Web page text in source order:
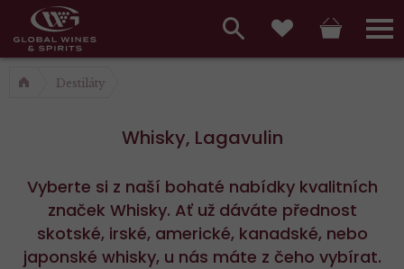
Hlavní
menu,
košík,
vyhledávání,
Destiláty
Whisky, Lagavulin
Vyberte si z naší bohaté nabídky kvalitních
značek Whisky. Ať už dáváte přednost
skotské, irské, americké, kanadské, nebo
japonské whisky, u nás máte z čeho vybírat.